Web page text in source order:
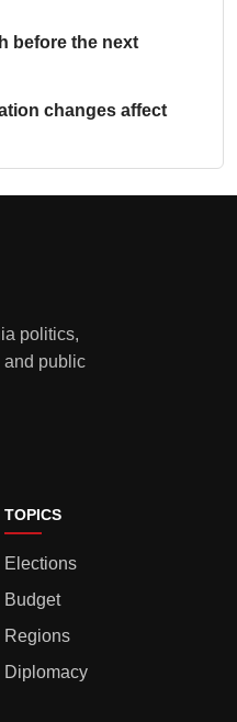
before the next
changes affect
politics,
and public
TOPICS
Elections
Budget
Regions
Diplomacy